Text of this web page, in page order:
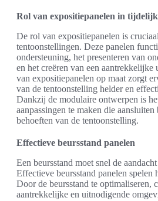
Rol van expositiepanelen in
De rol van expositiepanelen is
tentoonstellingen. Deze panelen
ondersteuning, het presenteren van
en het creëren van een
van expositiepanelen op maat zorgt
van de tentoonstelling helder en
Dankzij de modulaire ontwerpen is
aanpassingen te maken die
behoeften van de tentoonstelling.
Effectieve beursstand panelen
Een beursstand moet snel de
Effectieve beursstand panelen spelen
Door de beursstand te optimaliseren,
aantrekkelijke en uitnodigende